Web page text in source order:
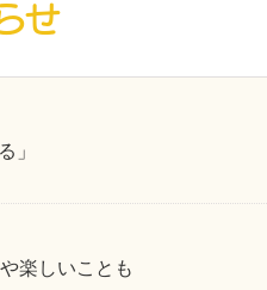
せ
」
楽しいことも